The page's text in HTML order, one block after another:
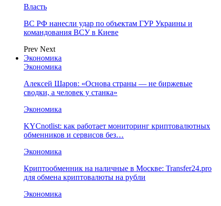
Власть
ВС РФ нанесли удар по объектам ГУР Украины и
командования ВСУ в Киеве
Prev Next
Экономика
Экономика
Алексей Шаров: «Основа страны — не биржевые
сводки, а человек у станка»
Экономика
KYCnotlist: как работает мониторинг криптовалютных
обменников и сервисов без…
Экономика
Криптообменник на наличные в Москве: Transfer24.pro
для обмена криптовалюты на рубли
Экономика